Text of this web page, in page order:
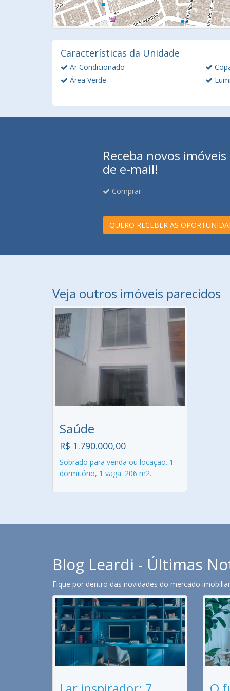
Características da Unidade
Ar Condicionado
Área Verde
Receba novos
de e-mail!
Comprar
QUERO RECEBER AS
Veja outros imóveis parecidos
Saúde
R$ 1.790.000,00
Sobrado para venda ou locação. 1
dormitório, 1 vaga. 206 m2.
Blog Leardi - Últimas
Fique por dentro das novidades do mercado